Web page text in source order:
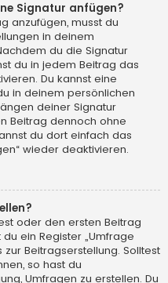
Signatur anfügen?
anzufügen, musst du
in deinem
du die Signatur
du in jedem Beitrag das
Du kannst eine
in deinem persönlichen
deiner Signatur
Beitrag dennoch ohne
du dort einfach das
wieder deaktivieren.
oder den ersten Beitrag
ein Register „Umfrage
Beitragserstellung. Solltest
so hast du
Umfragen zu erstellen. Du